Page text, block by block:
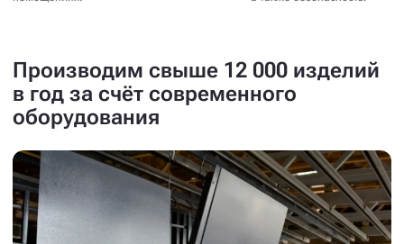
Производим свыше 12 000 изделий
в год за счёт современного
оборудования